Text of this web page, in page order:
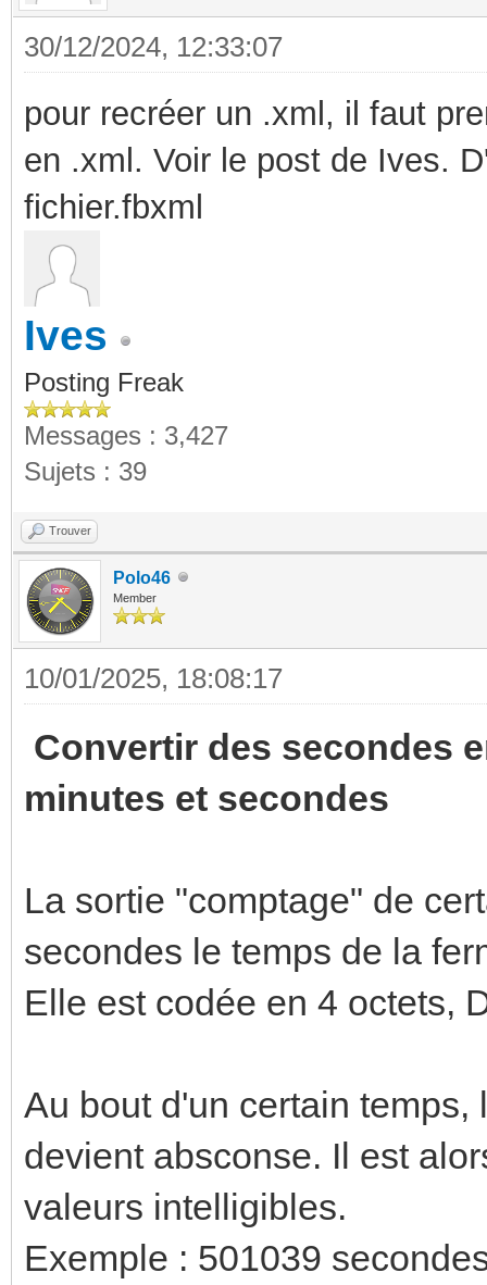
30/12/2024, 12:33:07
pour recréer un .xml, il faut
en .xml. Voir le post de Ives.
fichier.fbxml
Ives
Posting Freak
Messages : 3,427
Sujets : 39
Trouver
Polo46
Member
10/01/2025, 18:08:17
Convertir des secondes
minutes et secondes
La sortie "comptage" de
secondes le temps de la
Elle est codée en 4 octets,
Au bout d'un certain
devient absconse. Il est
valeurs intelligibles.
Exemple : 501039